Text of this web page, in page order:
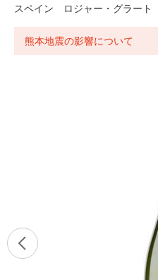
スペイン ロジャー・グラー
熊本地震の影響について